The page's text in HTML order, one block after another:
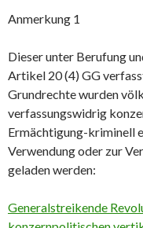
Anmerkung 1
Dieser unter Berufung
Artikel 20 (4) GG
Grundrechte wurden
verfassungswidrig
Ermächtigung-kriminell
Verwendung oder zur
geladen werden:
Generalstreikende